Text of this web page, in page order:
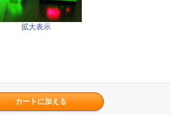
拡大表示